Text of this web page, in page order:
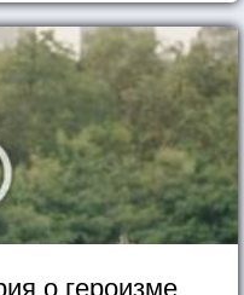
о героизме